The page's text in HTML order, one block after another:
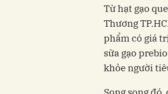
Từ hạt gạo
Thương
phẩm có giá
sữa gạo
khỏe người